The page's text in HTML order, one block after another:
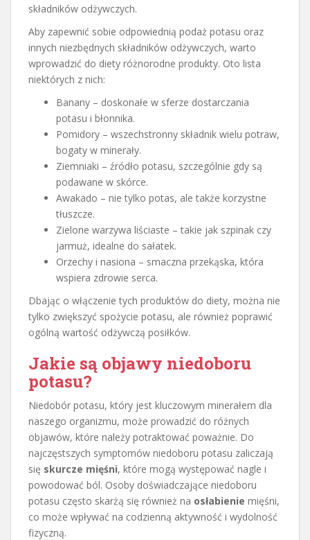
składników odżywczych.
Aby zapewnić sobie odpowiednią podaż potasu oraz
innych niezbędnych składników odżywczych, warto
wprowadzić do diety różnorodne produkty. Oto lista
niektórych z nich:
Banany – doskonałe w sferze dostarczania
potasu i błonnika.
Pomidory – wszechstronny składnik wielu potraw,
bogaty w minerały.
Ziemniaki – źródło potasu, szczególnie gdy są
podawane w skórce.
Awakado – nie tylko potas, ale także korzystne
tłuszcze.
Zielone warzywa liściaste – takie jak szpinak czy
jarmuż, idealne do sałatek.
Orzechy i nasiona – smaczna przekąska, która
wspiera zdrowie serca.
Dbając o włączenie tych produktów do diety, można nie
tylko zwiększyć spożycie potasu, ale również poprawić
ogólną wartość odżywczą posiłków.
Jakie są objawy niedoboru
potasu?
Niedobór potasu, który jest kluczowym minerałem dla
naszego organizmu, może prowadzić do różnych
objawów, które należy potraktować poważnie. Do
najczęstszych symptomów niedoboru potasu zaliczają
się skurcze mięśni, które mogą występować nagle i
powodować ból. Osoby doświadczające niedoboru
potasu często skarżą się również na osłabienie mięśni,
co może wpływać na codzienną aktywność i wydolność
fizyczną.